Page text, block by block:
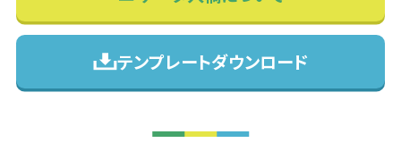
テンプレートダウンロード